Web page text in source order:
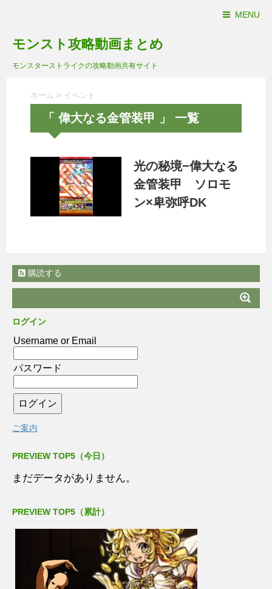
MENU
モンスト攻略動画まとめ
モンスターストライクの攻略動画共有サイト
ホーム > イベント
「 偉大なる金管装甲 」 一覧
光の秘境−偉大なる
金管装甲 ソロモ
ン×卑弥呼DK
購読する
ログイン
Username or Email
パスワード
ご案内
PREVIEW TOP5（今日）
まだデータがありません。
PREVIEW TOP5（累計）